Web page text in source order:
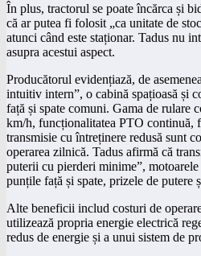
În plus, tractorul se poate încărca și
că ar putea fi folosit „ca unitate de
atunci când este staționar. Tadus nu
asupra acestui aspect.
Producătorul evidențiază, de
intuitiv intern”, o cabină spațioasă și
față și spate comuni. Gama de rulare
km/h, funcționalitatea PTO continuă,
transmisie cu întreținere redusă sunt
operarea zilnică. Tadus afirmă că
puterii cu pierderi minime”,
punțile față și spate, prizele de putere
Alte beneficii includ costuri de
utilizează propria energie electrică
redus de energie și a unui sistem de